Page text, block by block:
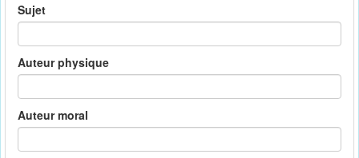
Sujet
Auteur physique
Auteur moral